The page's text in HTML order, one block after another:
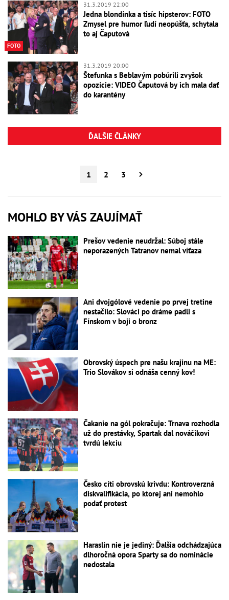
FOTO
31.3.2019 22:00
Jedna blondínka a tisíc hipsterov: FOTO
Zmysel pre humor ľudí neopúšťa, schytala
to aj Čaputová
31.3.2019 20:00
Štefunka s Beblavým pobúrili zvyšok
opozície: VIDEO Čaputová by ich mala dať
do karantény
ĎALŠIE ČLÁNKY
1 2 3
MOHLO BY VÁS ZAUJÍMAŤ
Prešov vedenie neudržal: Súboj stále
neporazených Tatranov nemal víťaza
Ani dvojgólové vedenie po prvej tretine
nestačilo: Slováci po dráme padli s
Fínskom v boji o bronz
Obrovský úspech pre našu krajinu na ME:
Trio Slovákov si odnáša cenný kov!
Čakanie na gól pokračuje: Trnava rozhodla
už do prestávky, Spartak dal nováčikovi
tvrdú lekciu
Česko cíti obrovskú krivdu: Kontroverzná
diskvalifikácia, po ktorej ani nemohlo
podať protest
Haraslín nie je jediný: Ďalšia odchádzajúca
dlhoročná opora Sparty sa do nominácie
nedostala